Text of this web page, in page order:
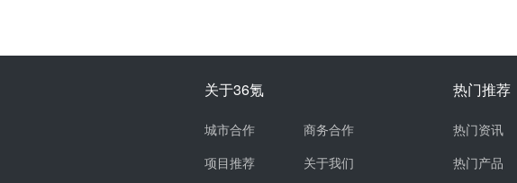
关于36氪
城市合作
项目推荐
商务合作
关于我们
热门推荐
热门资讯
热门产品